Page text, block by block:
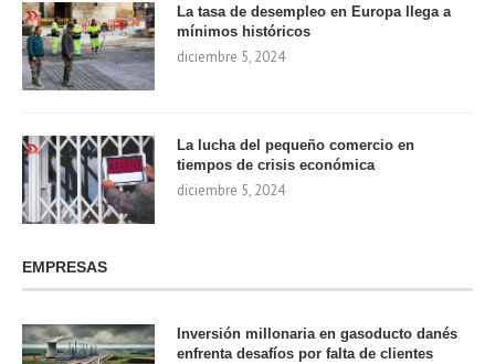
La tasa de desempleo en Europa llega a
mínimos históricos
diciembre 5, 2024
La lucha del pequeño comercio en
tiempos de crisis económica
diciembre 5, 2024
EMPRESAS
Inversión millonaria en gasoducto danés
enfrenta desafíos por falta de clientes